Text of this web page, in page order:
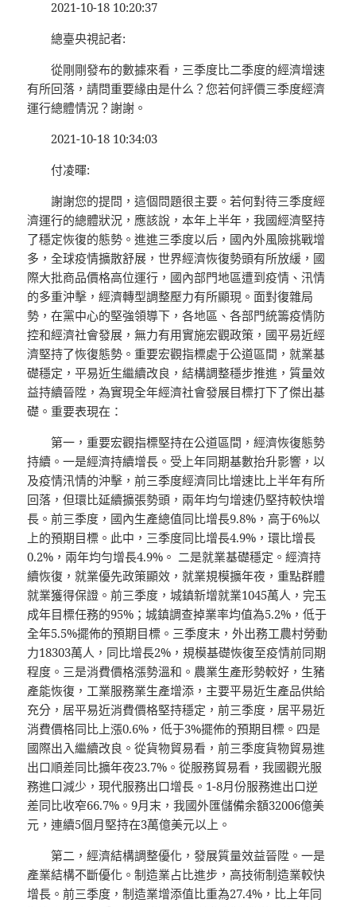
2021-10-18 10:20:37
總臺央視記者:
從剛剛發布的數據來看，三季度比二季度的經濟增速
有所回落，請問重要緣由是什么？您若何評價三季度經濟
運行總體情況？謝謝。
2021-10-18 10:34:03
付凌暉:
謝謝您的提問，這個問題很主要。若何對待三季度經
濟運行的總體狀況，應該說，本年上半年，我國經濟堅持
了穩定恢復的態勢。進進三季度以后，國內外風險挑戰增
多，全球疫情擴散舒展，世界經濟恢復勢頭有所放緩，國
際大批商品價格高位運行，國內部門地區遭到疫情、汛情
的多重沖擊，經濟轉型調整壓力有所顯現。面對復雜局
勢，在黨中心的堅強領導下，各地區、各部門統籌疫情防
控和經濟社會發展，無力有用實施宏觀政策，國平易近經
濟堅持了恢復態勢。重要宏觀指標處于公道區間，就業基
礎穩定，平易近生繼續改良，結構調整穩步推進，質量效
益持續晉陞，為實現全年經濟社會發展目標打下了傑出基
礎。重要表現在：
第一，重要宏觀指標堅持在公道區間，經濟恢復態勢
持續。一是經濟持續增長。受上年同期基數抬升影響，以
及疫情汛情的沖擊，前三季度經濟同比增速比上半年有所
回落，但環比延續擴張勢頭，兩年均勻增速仍堅持較快增
長。前三季度，國內生產總值同比增長9.8%，高于6%以
上的預期目標。此中，三季度同比增長4.9%，環比增長
0.2%，兩年均勻增長4.9%。 二是就業基礎穩定。經濟持
續恢復，就業優先政策顯效，就業規模擴年夜，重點群體
就業獲得保證。前三季度，城鎮新增就業1045萬人，完玉
成年目標任務的95%；城鎮調查掉業率均值為5.2%，低于
全年5.5%擺佈的預期目標。三季度末，外出務工農村勞動
力18303萬人，同比增長2%，規模基礎恢復至疫情前同期
程度。三是消費價格漲勢溫和。農業生產形勢較好，生豬
產能恢復，工業服務業生產增添，主要平易近生產品供給
充分，居平易近消費價格堅持穩定，前三季度，居平易近
消費價格同比上漲0.6%，低于3%擺佈的預期目標。四是
國際出入繼續改良。從貨物貿易看，前三季度貨物貿易進
出口順差同比擴年夜23.7%。從服務貿易看，我國觀光服
務進口減少，現代服務出口增長。1-8月份服務進出口逆
差同比收窄66.7%。9月末，我國外匯儲備余額32006億美
元，連續5個月堅持在3萬億美元以上。
第二，經濟結構調整優化，發展質量效益晉陞。一是
產業結構不斷優化。制造業占比進步，高技術制造業較快
增長。前三季度，制造業增添值比重為27.4%，比上年同